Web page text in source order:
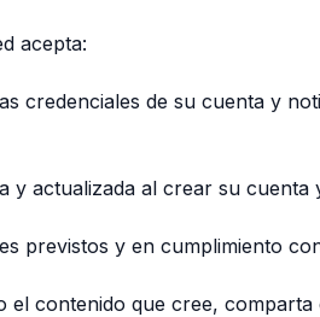
acepta:
credenciales de su cuenta y
y actualizada al crear su cuenta
previstos y en cumplimiento
el contenido que cree,